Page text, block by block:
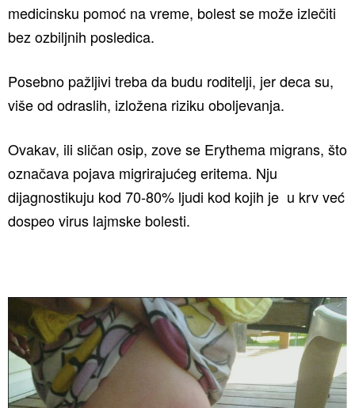
medicinsku pomoć na vreme, bolest se može izlečiti
bez ozbiljnih posledica.
Posebno pažljivi treba da budu roditelji, jer deca su,
više od odraslih, izložena riziku oboljevanja.
Ovakav, ili sličan osip, zove se Erythema migrans, što
označava pojava migrirajućeg eritema. Nju
dijagnostikuju kod 70-80% ljudi kod kojih je u krv već
dospeo virus lajmske bolesti.